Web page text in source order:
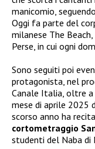
manicomio,
Oggi fa parte del
milanese The
Perse, in cui ogni
Sono seguiti poi
protagonista, nel
Canale Italia, oltre
mese di aprile 2025
scorso anno ha
cortometraggio
studenti del Naba di